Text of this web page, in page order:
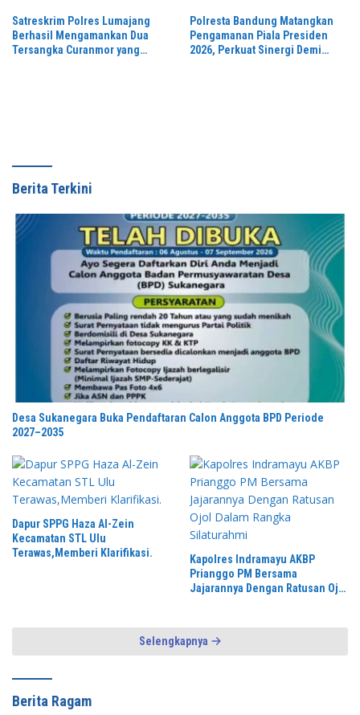
Satreskrim Polres Lumajang
Berhasil Mengamankan Dua
Tersangka Curanmor yang
Polresta Bandung Matangkan
Pengamanan Piala Presiden
2026, Perkuat Sinergi Demi
Berita Terkini
Desa Sukanegara Buka Pendaftaran Calon Anggota BPD Periode
2027–2035
Dapur SPPG Haza Al-Zein
Kecamatan STL Ulu
Terawas,Memberi Klarifikasi.
Kapolres Indramayu AKBP
Prianggo PM Bersama
Jajarannya Dengan Ratusan Ojol
Selengkapnya
Berita Ragam